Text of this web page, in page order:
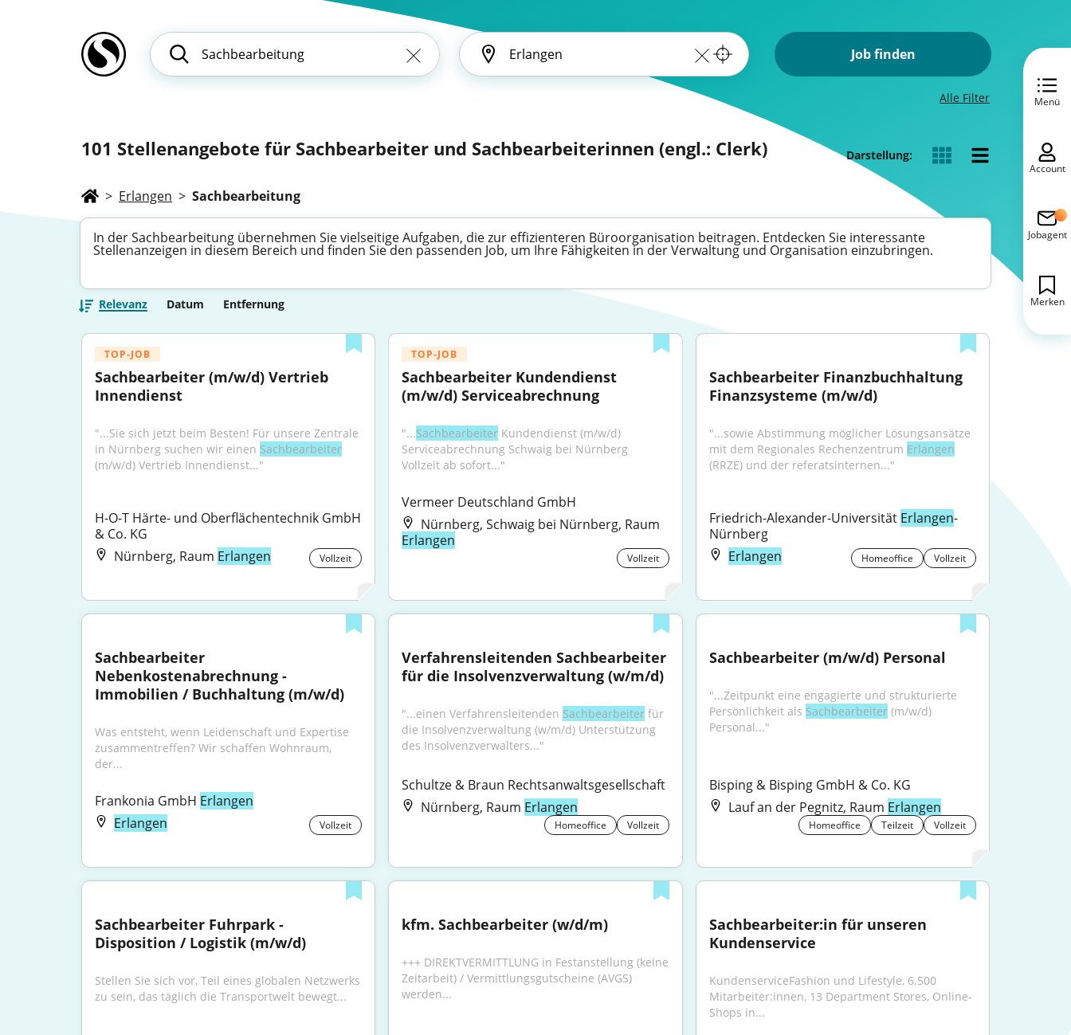
Job finden
Alle Filter
101 Stellenangebote für Sachbearbeiter und Sachbearbeiterinnen (engl.: Clerk) Darstellung:
> Erlangen > Sachbearbeitung
In der Sachbearbeitung übernehmen Sie vielseitige Aufgaben, die zur effizienteren Büroorganisation beitragen. Entdecken Sie interessante
Stellenanzeigen in diesem Bereich und finden Sie den passenden Job, um Ihre Fähigkeiten in der Verwaltung und Organisation einzubringen.
Relevanz Datum Entfernung
TOP-JOB
Sachbearbeiter (m/w/d) Vertrieb
Innendienst
"...Sie sich jetzt beim Besten! Für unsere Zentrale
in Nürnberg suchen wir einen Sachbearbeiter
(m/w/d) Vertrieb Innendienst..."
H-O-T Härte- und Oberflächentechnik GmbH
& Co. KG
Nürnberg, Raum Erlangen Vollzeit
TOP-JOB
Sachbearbeiter Kundendienst
(m/w/d) Serviceabrechnung
"...Sachbearbeiter Kundendienst (m/w/d)
Serviceabrechnung Schwaig bei Nürnberg
Vollzeit ab sofort..."
Vermeer Deutschland GmbH
Nürnberg, Schwaig bei Nürnberg, Raum
Erlangen
Vollzeit
Sachbearbeiter Finanzbuchhaltung
Finanzsysteme (m/w/d)
"...sowie Abstimmung möglicher Lösungsansätze
mit dem Regionales Rechenzentrum Erlangen
(RRZE) und der referatsinternen..."
Friedrich-Alexander-Universität Erlangen-
Nürnberg
Erlangen
Homeoffice Vollzeit
Sachbearbeiter
Nebenkostenabrechnung -
Immobilien / Buchhaltung (m/w/d)
Was entsteht, wenn Leidenschaft und Expertise
zusammentreffen? Wir schaffen Wohnraum,
der...
Frankonia GmbH Erlangen
Erlangen
Vollzeit
Verfahrensleitenden Sachbearbeiter
für die Insolvenzverwaltung (w/m/d)
"...einen Verfahrensleitenden Sachbearbeiter für
die Insolvenzverwaltung (w/m/d) Unterstützung
des Insolvenzverwalters..."
Schultze & Braun Rechtsanwaltsgesellschaft
Nürnberg, Raum Erlangen
Homeoffice Vollzeit
Sachbearbeiter (m/w/d) Personal
"...Zeitpunkt eine engagierte und strukturierte
Persönlichkeit als Sachbearbeiter (m/w/d)
Personal..."
Bisping & Bisping GmbH & Co. KG
Lauf an der Pegnitz, Raum Erlangen
Homeoffice Teilzeit Vollzeit
Sachbearbeiter Fuhrpark -
Disposition / Logistik (m/w/d)
Stellen Sie sich vor, Teil eines globalen Netzwerks
zu sein, das täglich die Transportwelt bewegt...
kfm. Sachbearbeiter (w/d/m)
+++ DIREKTVERMITTLUNG in Festanstellung (keine
Zeitarbeit) / Vermittlungsgutscheine (AVGS)
werden...
Sachbearbeiter:in für unseren
Kundenservice
KundenserviceFashion und Lifestyle, 6.500
Mitarbeiter:innen, 13 Department Stores, Online-
Shops in...
Menü
Account
Jobagent
Merken